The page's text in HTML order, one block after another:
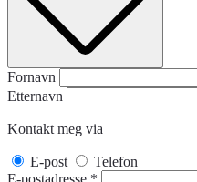
Fornavn
Etternavn
Kontakt meg via
E-post
Telefon
E-postadresse *